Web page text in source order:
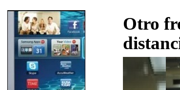
Otro